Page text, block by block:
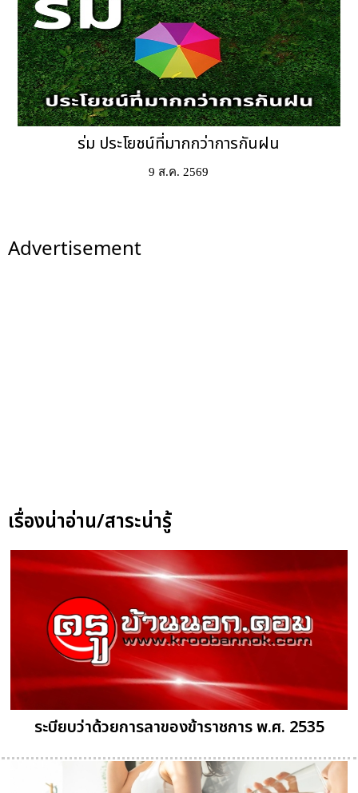
ร่ม ประโยชน์ที่มากกว่าการกันฝน
9 ส.ค. 2569
Advertisement
เรื่องน่าอ่าน/สาระน่ารู้
ระบียบว่าด้วยการลาของข้าราชการ พ.ศ. 2535